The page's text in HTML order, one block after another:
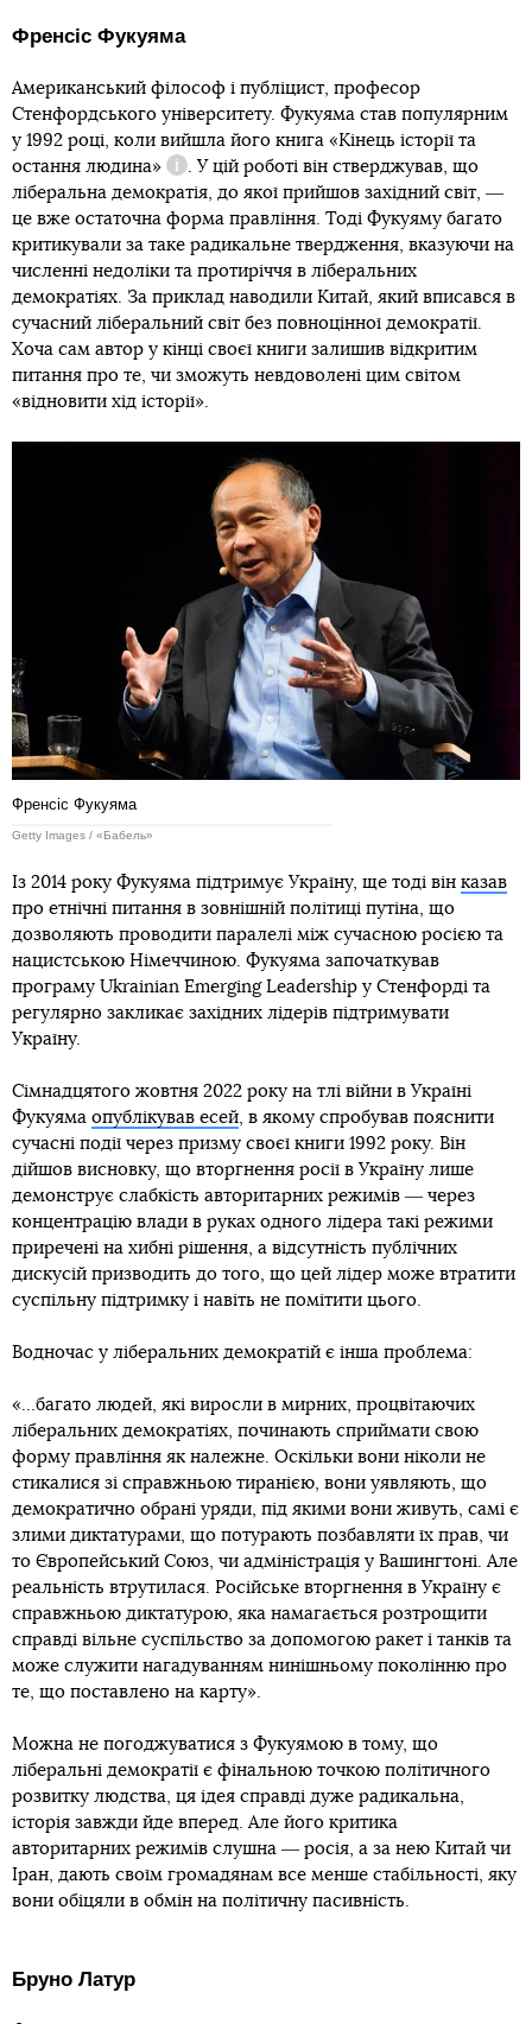
Френсіс Фукуяма
Американський філософ і публіцист, професор
Стенфордського університету. Фукуяма став популярним
у 1992 році, коли вийшла його книга «Кінець історії та
остання людина»
Довідка
. У цій роботі він стверджував, що
ліберальна демократія, до якої прийшов західний світ, ―
це вже остаточна форма правління. Тоді Фукуяму багато
критикували за таке радикальне твердження, вказуючи на
численні недоліки та протиріччя в ліберальних
демократіях. За приклад наводили Китай, який вписався в
сучасний ліберальний світ без повноцінної демократії.
Хоча сам автор у кінці своєї книги залишив відкритим
питання про те, чи зможуть невдоволені цим світом
«відновити хід історії».
Френсіс Фукуяма
Getty Images / «Бабель»
Із 2014 року Фукуяма підтримує Україну, ще тоді він казав
про етнічні питання в зовнішній політиці путіна, що
дозволяють проводити паралелі між сучасною росією та
нацистською Німеччиною. Фукуяма започаткував
програму Ukrainian Emerging Leadership у Стенфорді та
регулярно закликає західних лідерів підтримувати
Україну.
Сімнадцятого жовтня 2022 року на тлі війни в Україні
Фукуяма опублікував есей, в якому спробував пояснити
сучасні події через призму своєї книги 1992 року. Він
дійшов висновку, що вторгнення росії в Україну лише
демонструє слабкість авторитарних режимів ― через
концентрацію влади в руках одного лідера такі режими
приречені на хибні рішення, а відсутність публічних
дискусій призводить до того, що цей лідер може втратити
суспільну підтримку і навіть не помітити цього.
Водночас у ліберальних демократій є інша проблема:
«…багато людей, які виросли в мирних, процвітаючих
ліберальних демократіях, починають сприймати свою
форму правління як належне. Оскільки вони ніколи не
стикалися зі справжньою тиранією, вони уявляють, що
демократично обрані уряди, під якими вони живуть, самі є
злими диктатурами, що потурають позбавляти їх прав, чи
то Європейський Союз, чи адміністрація у Вашингтоні. Але
реальність втрутилася. Російське вторгнення в Україну є
справжньою диктатурою, яка намагається розтрощити
справді вільне суспільство за допомогою ракет і танків та
може служити нагадуванням нинішньому поколінню про
те, що поставлено на карту».
Можна не погоджуватися з Фукуямою в тому, що
ліберальні демократії є фінальною точкою політичного
розвитку людства, ця ідея справді дуже радикальна,
історія завжди йде вперед. Але його критика
авторитарних режимів слушна ― росія, а за нею Китай чи
Іран, дають своїм громадянам все менше стабільності, яку
вони обіцяли в обмін на політичну пасивність.
Бруно Латур